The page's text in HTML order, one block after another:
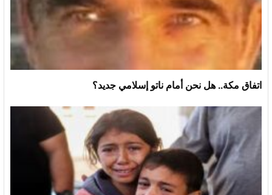
اتفاق مكة.. هل نحن أمام ناتو إسلامي جديد؟